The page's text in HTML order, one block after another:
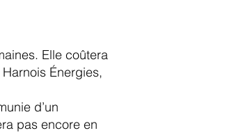
Elle coûtera
Énergies,
d’un
pas encore en